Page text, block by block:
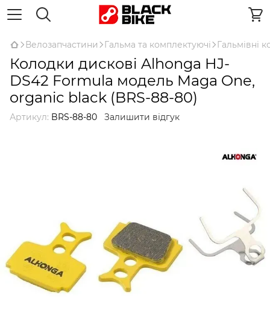
Велозапчастини Гальма та комплектуючі Гальмівні
Колодки дискові Alhonga HJ-
DS42 Formula модель Maga One,
organic black (BRS-88-80)
Артикул: BRS-88-80 Залишити відгук